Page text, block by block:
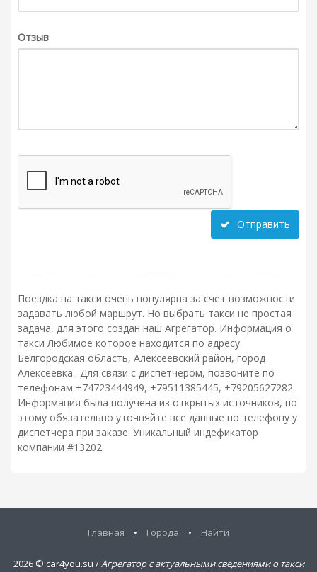
Отзыв
Отправить
Поездка на такси очень популярна за счет возможности
задавать любой маршрут. Но выбрать такси не простая
задача, для этого создан наш Агрегатор. Информация о
такси Любимое которое находится по адресу
Белгородская область, Алексеевский район, город
Алексеевка.. Для связи с диспетчером, позвоните по
телефонам +74723444949, +79511385445, +79205627282.
Информация была получена из открытых источников, по
этому обязательно уточняйте все данные по телефону у
диспетчера при заказе. Уникальный индефикатор
компании #13202.
Главная • Города • Найти
2026 © car4you.su /Агрегатор с актуальными сведениями о такси